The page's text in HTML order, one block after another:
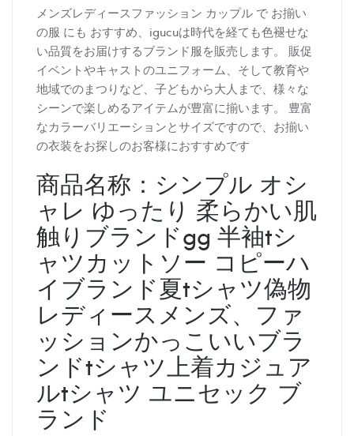
メンズレディースファッション カップル で お揃い
の服 にも おすすめ、igucuは時代を経ても色褪せな
い品質をお届けするブランド服を販売します。 販促
イベントやキャストのユニフォーム、そして教育や
地域でのまつりなど、子どもから大人まで、様々な
シーンで楽しめるアイテムが豊富に揃います。 豊富
なカラーバリエーションとサイズですので、お揃い
の衣装をお探しのお客様におすすめです
商品名称： シンプル オシ
ャレ ゆったり 柔らかい肌
触り ブランドgg 半袖tシ
ャツカットソー コピーハ
イブランド夏tシャツ偽物
レディースメンズ、 ファ
ッションかっこいいブラ
ンドtシャツ上着カジュア
ルtシャツ ユニセック ブ
ランド